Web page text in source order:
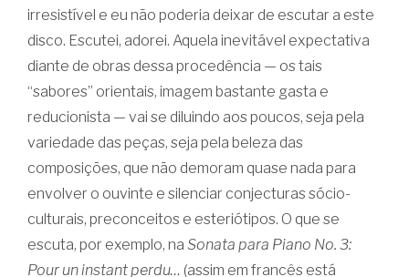
irresistível e eu não poderia deixar de escutar a este
disco. Escutei, adorei. Aquela inevitável expectativa
diante de obras dessa procedência — os tais
“sabores” orientais, imagem bastante gasta e
reducionista — vai se diluindo aos poucos, seja pela
variedade das peças, seja pela beleza das
composições, que não demoram quase nada para
envolver o ouvinte e silenciar conjecturas sócio-
culturais, preconceitos e esteriótipos. O que se
escuta, por exemplo, na Sonata para Piano No. 3:
Pour un instant perdu… (assim em francês está